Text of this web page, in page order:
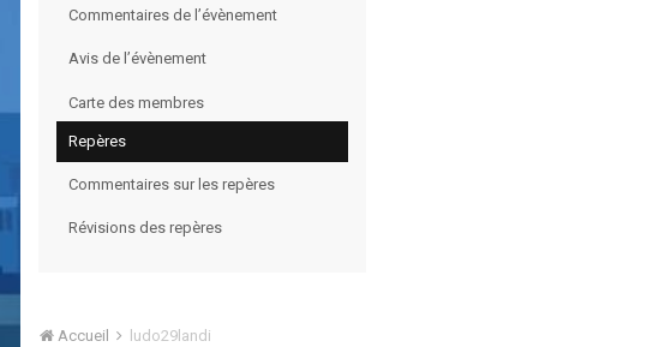
Commentaires de l’évènement
Avis de l’évènement
Carte des membres
Repères
Commentaires sur les repères
Révisions des repères
Accueil ludo29landi